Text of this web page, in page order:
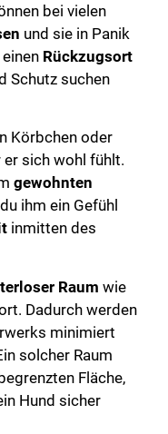
bei vielen
und sie in Panik
Rückzugsort
Schutz suchen
Körbchen oder
er sich wohl fühlt.
gewohnten
ihm ein Gefühl
inmitten des
Raum wie
Dadurch werden
minimiert
solcher Raum
Fläche,
Hund sicher